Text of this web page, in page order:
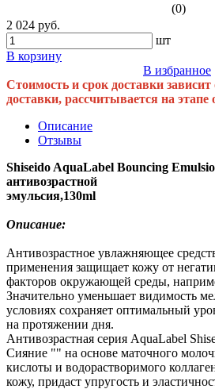
(0)
2 024 руб.
шт
В корзину
В избранное
Стоимость и срок доставки
доставки, рассчитывается на этапе
Описание
Отзывы
Shiseido AquaLabel Bouncing
антивозрастной
эмульсия,130ml
Описание:
Антивозрастное увлажняющее
применения защищает кожу от
факторов окружающей среды,
Значительно уменьшает видимость
условиях сохраняет оптимальный
на протяжении дня.
Антивозрастная серия AquaLabel
Сияние "" на основе маточного
кислоты и водорастворимого
кожу, придаст упругость и